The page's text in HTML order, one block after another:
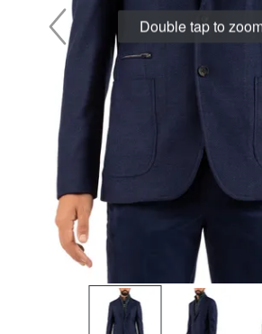
Double tap to